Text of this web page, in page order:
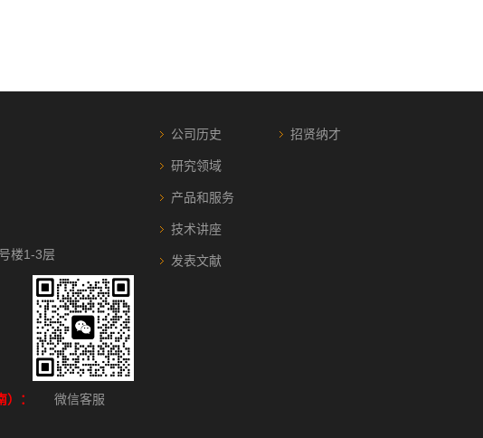
楼1-3层
：
微信客服
公司历史
研究领域
产品和服务
技术讲座
发表文献
招贤纳才